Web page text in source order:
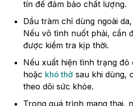
tín để đảm bảo chất lượng.
Dầu tràm chỉ dùng ngoài
Nếu vô tình nuốt phải, cần
được kiểm tra kịp thời.
Nếu xuất hiện tình trạng đỏ
hoặc khó thở sau khi dùng,
theo dõi sức khỏe.
Trong quá trình mang thai,